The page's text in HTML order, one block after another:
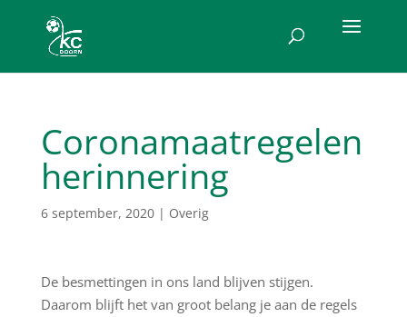
Coronamaatregelen
herinnering
6 september, 2020| Overig
De besmettingen in ons land blijven stijgen.
Daarom blijft het van groot belang je aan de regels